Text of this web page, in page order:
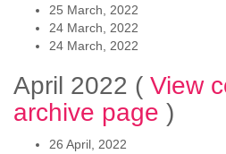
25 March, 2022
24 March, 2022
24 March, 2022
April 2022 ( View
archive page )
26 April, 2022